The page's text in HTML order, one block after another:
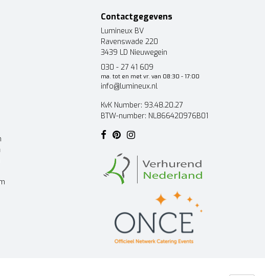
Contactgegevens
Lumineux BV
Ravenswade 220
3439 LD Nieuwegein
030 - 27 41 609
ma. tot en met vr. van 08:30 - 17:00
info@lumineux.nl
KvK Number: 93.48.20.27
BTW-number: NL866420976B01